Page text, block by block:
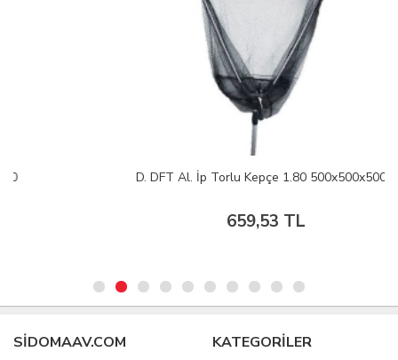
D. DFT Al. İp Torlu Kepçe 1.80 500x500x500
659,53 TL
SIDOMAAV.COM KATEGORİLER